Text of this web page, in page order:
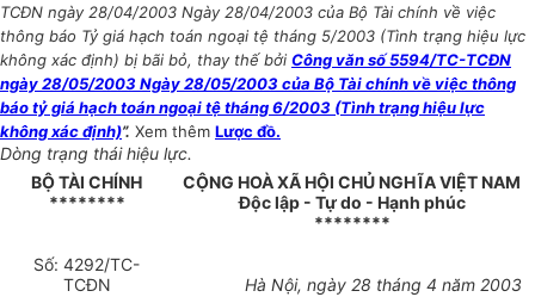
TCĐN ngày 28/04/2003 Ngày 28/04/2003 của Bộ Tài chính về việc
thông báo Tỷ giá hạch toán ngoại tệ tháng 5/2003 (Tình trạng hiệu lực
không xác định) bị bãi bỏ, thay thế bởi Công văn số 5594/TC-TCĐN
ngày 28/05/2003 Ngày 28/05/2003 của Bộ Tài chính về việc thông
báo tỷ giá hạch toán ngoại tệ tháng 6/2003 (Tình trạng hiệu lực
không xác định)”. Xem thêm Lược đồ.
Dòng trạng thái hiệu lực.
BỘ TÀI CHÍNH
********
CỘNG HOÀ XÃ HỘI CHỦ NGHĨA VIỆT NAM
Độc lập - Tự do - Hạnh phúc
********
Số: 4292/TC-
TCĐN
Hà Nội, ngày 28 tháng 4 năm 2003